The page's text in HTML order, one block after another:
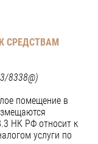
СРЕДСТВАМ
8338@)
помещение в
НК РФ относит к
услуги по